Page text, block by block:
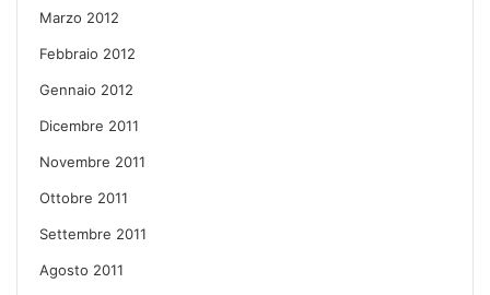
Marzo 2012
Febbraio 2012
Gennaio 2012
Dicembre 2011
Novembre 2011
Ottobre 2011
Settembre 2011
Agosto 2011